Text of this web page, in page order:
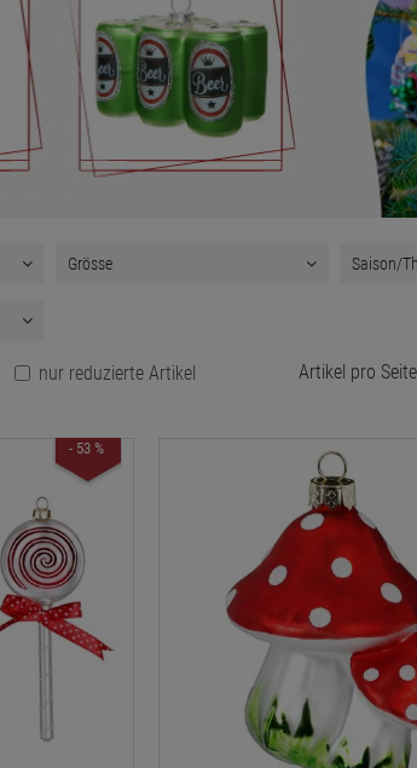
Grösse Saison/
nur reduzierte Artikel Artikel pro Seite
- 53 %